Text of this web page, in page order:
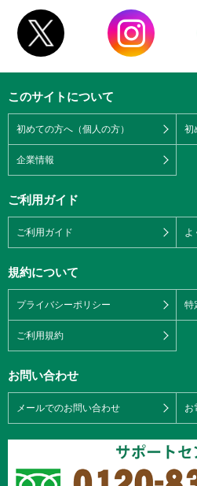
このサイトについて
初めての方へ（個人の方） 初
企業情報
ご利用ガイド
ご利用ガイド よ
規約について
プライバシーポリシー 特
ご利用規約
お問い合わせ
メールでのお問い合わせ お